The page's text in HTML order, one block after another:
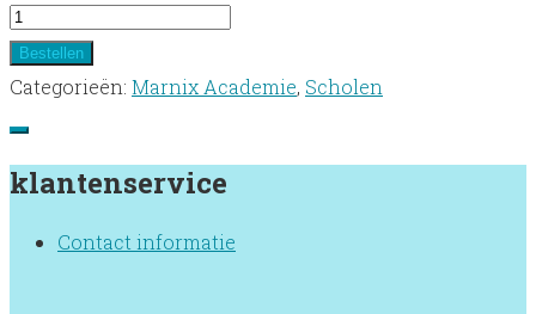
Penta
Nova
1
-
2026/2027
Bestellen
Categorieën: Marnix Academie, Scholen
klantenservice
Contact informatie